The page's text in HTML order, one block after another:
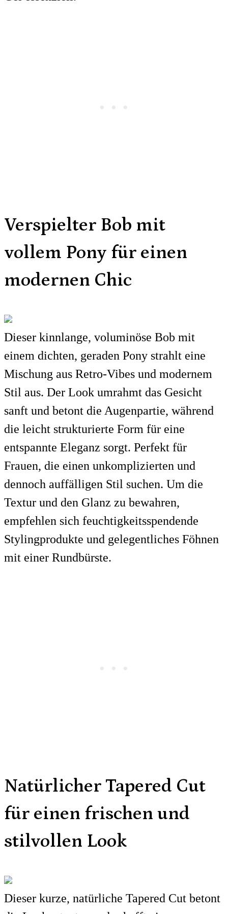
Verspielter Bob mit
vollem Pony für einen
modernen Chic
Dieser kinnlange, voluminöse Bob mit
einem dichten, geraden Pony strahlt eine
Mischung aus Retro-Vibes und modernem
Stil aus. Der Look umrahmt das Gesicht
sanft und betont die Augenpartie, während
die leicht strukturierte Form für eine
entspannte Eleganz sorgt. Perfekt für
Frauen, die einen unkomplizierten und
dennoch auffälligen Stil suchen. Um die
Textur und den Glanz zu bewahren,
empfehlen sich feuchtigkeitsspendende
Stylingprodukte und gelegentliches Föhnen
mit einer Rundbürste.
Natürlicher Tapered Cut
für einen frischen und
stilvollen Look
Dieser kurze, natürliche Tapered Cut betont